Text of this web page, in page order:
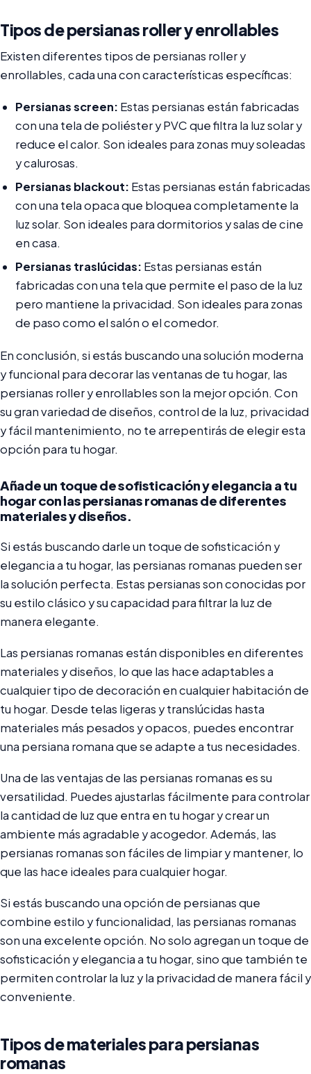
Tipos de persianas roller y enrollables
Existen diferentes tipos de persianas roller y
enrollables, cada una con características específicas:
Persianas screen: Estas persianas están fabricadas
con una tela de poliéster y PVC que filtra la luz solar y
reduce el calor. Son ideales para zonas muy soleadas
y calurosas.
Persianas blackout: Estas persianas están fabricadas
con una tela opaca que bloquea completamente la
luz solar. Son ideales para dormitorios y salas de cine
en casa.
Persianas traslúcidas: Estas persianas están
fabricadas con una tela que permite el paso de la luz
pero mantiene la privacidad. Son ideales para zonas
de paso como el salón o el comedor.
En conclusión, si estás buscando una solución moderna
y funcional para decorar las ventanas de tu hogar, las
persianas roller y enrollables son la mejor opción. Con
su gran variedad de diseños, control de la luz, privacidad
y fácil mantenimiento, no te arrepentirás de elegir esta
opción para tu hogar.
Añade un toque de sofisticación y elegancia a tu
hogar con las persianas romanas de diferentes
materiales y diseños.
Si estás buscando darle un toque de sofisticación y
elegancia a tu hogar, las persianas romanas pueden ser
la solución perfecta. Estas persianas son conocidas por
su estilo clásico y su capacidad para filtrar la luz de
manera elegante.
Las persianas romanas están disponibles en diferentes
materiales y diseños, lo que las hace adaptables a
cualquier tipo de decoración en cualquier habitación de
tu hogar. Desde telas ligeras y translúcidas hasta
materiales más pesados y opacos, puedes encontrar
una persiana romana que se adapte a tus necesidades.
Una de las ventajas de las persianas romanas es su
versatilidad. Puedes ajustarlas fácilmente para controlar
la cantidad de luz que entra en tu hogar y crear un
ambiente más agradable y acogedor. Además, las
persianas romanas son fáciles de limpiar y mantener, lo
que las hace ideales para cualquier hogar.
Si estás buscando una opción de persianas que
combine estilo y funcionalidad, las persianas romanas
son una excelente opción. No solo agregan un toque de
sofisticación y elegancia a tu hogar, sino que también te
permiten controlar la luz y la privacidad de manera fácil y
conveniente.
Tipos de materiales para persianas
romanas